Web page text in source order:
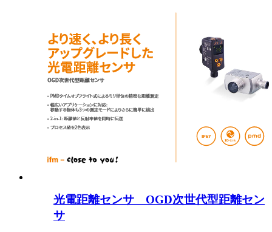
光電距離センサ OGD次世代型距離セン
サ